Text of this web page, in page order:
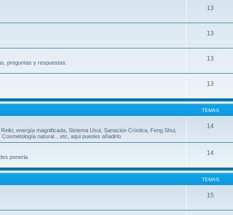
13
13
preguntas y respuestas.
13
13
TEMAS
energía magnificada, Sistema Usui, Sanación Crística, Feng Shui,
natural... etc, aqui puedes añadirlo
14
ponerla
14
TEMAS
15